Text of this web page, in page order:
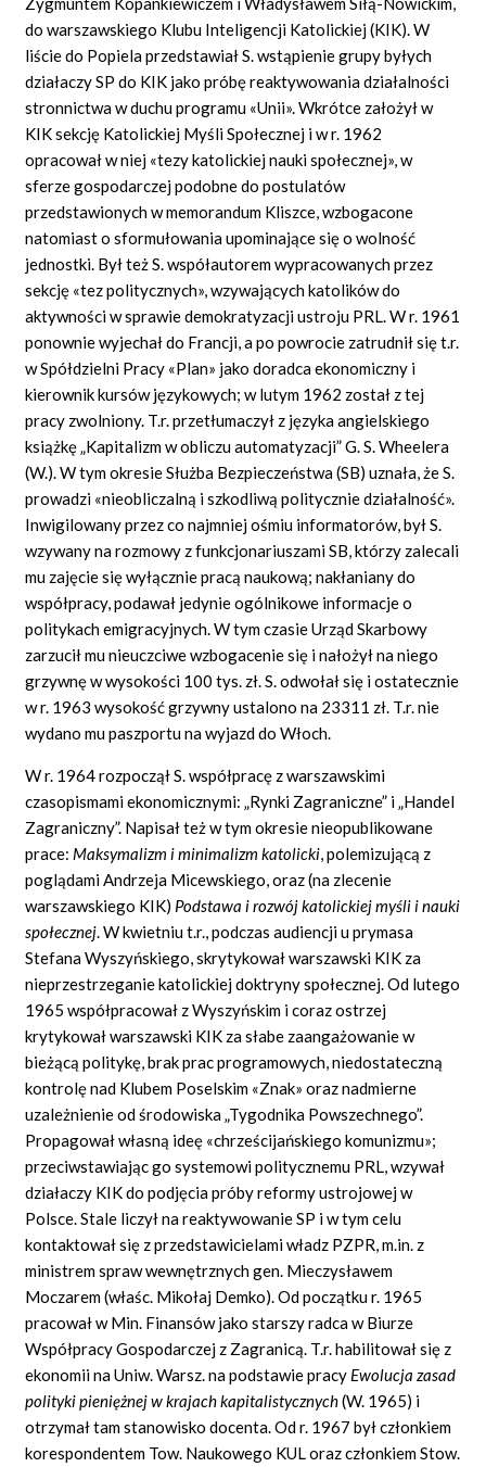
do warszawskiego Klubu Inteligencji Katolickiej (KIK). W
liście do Popiela przedstawiał S. wstąpienie grupy byłych
działaczy SP do KIK jako próbę reaktywowania działalności
stronnictwa w duchu programu «Unii». Wkrótce założył w
KIK sekcję Katolickiej Myśli Społecznej i w r. 1962
opracował w niej «tezy katolickiej nauki społecznej», w
sferze gospodarczej podobne do postulatów
przedstawionych w memorandum Kliszce, wzbogacone
natomiast o sformułowania upominające się o wolność
jednostki. Był też S. współautorem wypracowanych przez
sekcję «tez politycznych», wzywających katolików do
aktywności w sprawie demokratyzacji ustroju PRL. W r. 1961
ponownie wyjechał do Francji, a po powrocie zatrudnił się t.r.
w Spółdzielni Pracy «Plan» jako doradca ekonomiczny i
kierownik kursów językowych; w lutym 1962 został z tej
pracy zwolniony. T.r. przetłumaczył z języka angielskiego
książkę „Kapitalizm w obliczu automatyzacji” G. S. Wheelera
(W.). W tym okresie Służba Bezpieczeństwa (SB) uznała, że S.
prowadzi «nieobliczalną i szkodliwą politycznie działalność».
Inwigilowany przez co najmniej ośmiu informatorów, był S.
wzywany na rozmowy z funkcjonariuszami SB, którzy zalecali
mu zajęcie się wyłącznie pracą naukową; nakłaniany do
współpracy, podawał jedynie ogólnikowe informacje o
politykach emigracyjnych. W tym czasie Urząd Skarbowy
zarzucił mu nieuczciwe wzbogacenie się i nałożył na niego
grzywnę w wysokości 100 tys. zł. S. odwołał się i ostatecznie
w r. 1963 wysokość grzywny ustalono na 23311 zł. T.r. nie
wydano mu paszportu na wyjazd do Włoch.
W r. 1964 rozpoczął S. współpracę z warszawskimi
czasopismami ekonomicznymi: „Rynki Zagraniczne” i „Handel
Zagraniczny”. Napisał też w tym okresie nieopublikowane
prace: Maksymalizm i minimalizm katolicki,polemizującą z
poglądami Andrzeja Micewskiego, oraz (na zlecenie
warszawskiego KIK) Podstawa i rozwój katolickiej myśli i nauki
społecznej.W kwietniu t.r., podczas audiencji u prymasa
Stefana Wyszyńskiego, skrytykował warszawski KIK za
nieprzestrzeganie katolickiej doktryny społecznej. Od lutego
1965 współpracował z Wyszyńskim i coraz ostrzej
krytykował warszawski KIK za słabe zaangażowanie w
bieżącą politykę, brak prac programowych, niedostateczną
kontrolę nad Klubem Poselskim «Znak» oraz nadmierne
uzależnienie od środowiska „Tygodnika Powszechnego”.
Propagował własną ideę «chrześcijańskiego komunizmu»;
przeciwstawiając go systemowi politycznemu PRL, wzywał
działaczy KIK do podjęcia próby reformy ustrojowej w
Polsce. Stale liczył na reaktywowanie SP i w tym celu
kontaktował się z przedstawicielami władz PZPR, m.in. z
ministrem spraw wewnętrznych gen. Mieczysławem
Moczarem (właśc. Mikołaj Demko). Od początku r. 1965
pracował w Min. Finansów jako starszy radca w Biurze
Współpracy Gospodarczej z Zagranicą. T.r. habilitował się z
ekonomii na Uniw. Warsz. na podstawie pracy Ewolucja zasad
polityki pieniężnej w krajach kapitalistycznych(W. 1965) i
otrzymał tam stanowisko docenta. Od r. 1967 był członkiem
korespondentem Tow. Naukowego KUL oraz członkiem Stow.